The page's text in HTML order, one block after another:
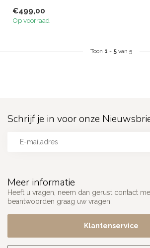
diamant hange...
€499,00
Op voorraad
Toon 1 - 5 van 5
Meer informatie
Heeft u vragen, neem dan gerust contact
beantwoorden graag uw vragen.
Klantenservice
Schrijf je in voor onze